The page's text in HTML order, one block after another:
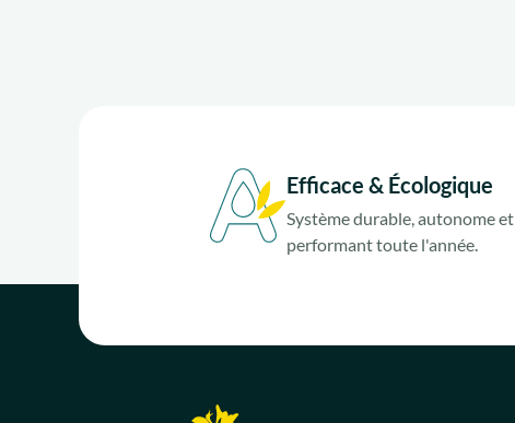
Efficace & Écologique
Système durable, autonome et
performant toute l'année.